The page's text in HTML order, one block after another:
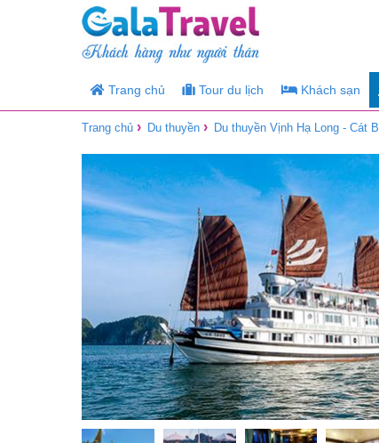
Trang chủ Tour du lịch Khách sạn
Trang chủ › Du thuyền › Du thuyền Vịnh Hạ Long - Cát